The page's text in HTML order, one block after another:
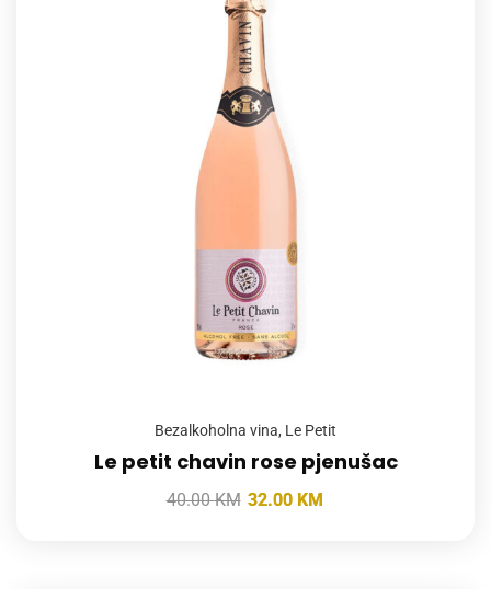
Bezalkoholna vina, Le Petit
Le petit chavin rose pjenušac
40.00KM 32.00 KM